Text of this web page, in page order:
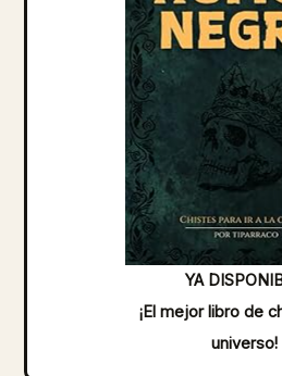
YA
¡El mejor libro de
universo!